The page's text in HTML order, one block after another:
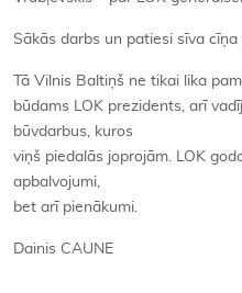
Sākās darbs un patiesi sīva
Tā Vilnis Baltiņš ne tikai lika
būdams LOK prezidents, arī
būvdarbus, kuros
viņš piedalās joprojām. LOK
apbalvojumi,
bet arī pienākumi.
Dainis CAUNE